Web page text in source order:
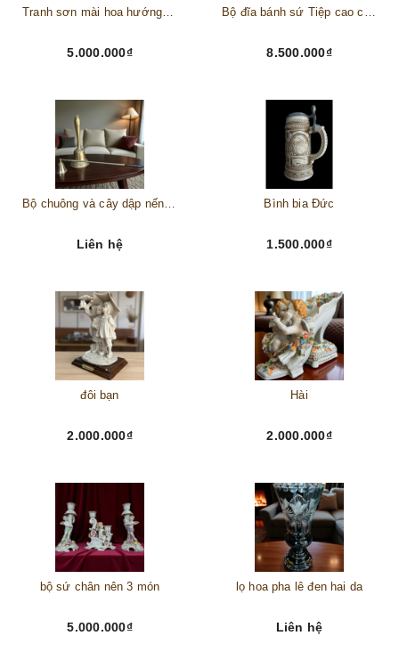
Tranh sơn mài hoa hướng dương châu Âu
5.000.000₫
Bộ đĩa bánh sứ Tiệp cao cấp – Biểu tượng tinh tế cho bàn tiệc thượng lưu
8.500.000₫
Bộ chuông và cây dập nến đồng
Liên hệ
Bình bia Đức
1.500.000₫
đôi bạn
2.000.000₫
Hài
2.000.000₫
bộ sứ chân nên 3 món
5.000.000₫
lọ hoa pha lê đen hai da
Liên hệ